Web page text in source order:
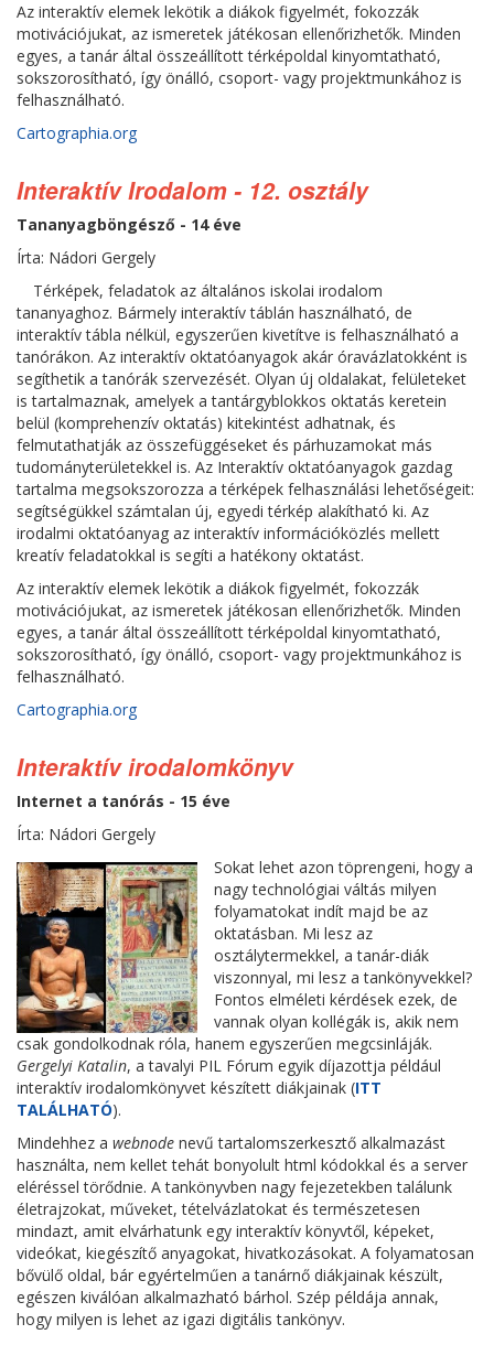
Az interaktív elemek lekötik a diákok figyelmét, fokozzák
motivációjukat, az ismeretek játékosan ellenőrizhetők. Minden
egyes, a tanár által összeállított térképoldal kinyomtatható,
sokszorosítható, így önálló, csoport- vagy projektmunkához is
felhasználható.
Cartographia.org
Interaktív Irodalom - 12. osztály
Tananyagböngésző - 14 éve
Írta: Nádori Gergely
Térképek, feladatok az általános iskolai irodalom
tananyaghoz. Bármely interaktív táblán használható, de
interaktív tábla nélkül, egyszerűen kivetítve is felhasználható a
tanórákon. Az interaktív oktatóanyagok akár óravázlatokként is
segíthetik a tanórák szervezését. Olyan új oldalakat, felületeket
is tartalmaznak, amelyek a tantárgyblokkos oktatás keretein
belül (komprehenzív oktatás) kitekintést adhatnak, és
felmutathatják az összefüggéseket és párhuzamokat más
tudományterületekkel is. Az Interaktív oktatóanyagok gazdag
tartalma megsokszorozza a térképek felhasználási lehetőségeit:
segítségükkel számtalan új, egyedi térkép alakítható ki. Az
irodalmi oktatóanyag az interaktív információközlés mellett
kreatív feladatokkal is segíti a hatékony oktatást.
Az interaktív elemek lekötik a diákok figyelmét, fokozzák
motivációjukat, az ismeretek játékosan ellenőrizhetők. Minden
egyes, a tanár által összeállított térképoldal kinyomtatható,
sokszorosítható, így önálló, csoport- vagy projektmunkához is
felhasználható.
Cartographia.org
Interaktív irodalomkönyv
Internet a tanórás - 15 éve
Írta: Nádori Gergely
Sokat lehet azon töprengeni, hogy a
nagy technológiai váltás milyen
folyamatokat indít majd be az
oktatásban. Mi lesz az
osztálytermekkel, a tanár-diák
viszonnyal, mi lesz a tankönyvekkel?
Fontos elméleti kérdések ezek, de
vannak olyan kollégák is, akik nem
csak gondolkodnak róla, hanem egyszerűen megcsinláják.
Gergelyi Katalin, a tavalyi PIL Fórum egyik díjazottja például
interaktív irodalomkönyvet készített diákjainak (ITT
TALÁLHATÓ).
Mindehhez a webnode nevű tartalomszerkesztő alkalmazást
használta, nem kellet tehát bonyolult html kódokkal és a server
eléréssel törődnie. A tankönyvben nagy fejezetekben találunk
életrajzokat, műveket, tételvázlatokat és természetesen
mindazt, amit elvárhatunk egy interaktív könyvtől, képeket,
videókat, kiegészítő anyagokat, hivatkozásokat. A folyamatosan
bővülő oldal, bár egyértelműen a tanárnő diákjainak készült,
egészen kiválóan alkalmazható bárhol. Szép példája annak,
hogy milyen is lehet az igazi digitális tankönyv.